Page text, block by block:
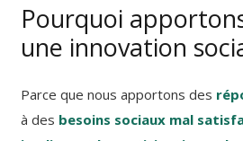
Pourquoi
une innovation
Parce que nous apportons des
à des besoins sociaux mal